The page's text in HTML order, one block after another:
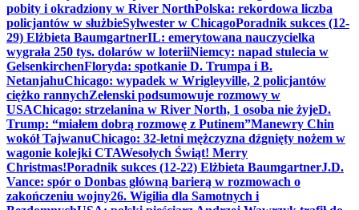
pobity i okradziony w River NorthPolska: rekordowa liczba
policjantów w służbieSylwester w ChicagoPoradnik sukces (12-
29) Elżbieta BaumgartnerIL: emerytowana nauczycielka
wygrała 250 tys. dolarów w loteriiNiemcy: napad stulecia w
GelsenkirchenFloryda: spotkanie D. Trumpa i B.
NetanjahuChicago: wypadek w Wrigleyville, 2 policjantów
ciężko rannychZełenski podsumowuje rozmowy w
USAChicago: strzelanina w River North, 1 osoba nie żyjeD.
Trump: “miałem dobrą rozmowę z Putinem”Manewry Chin
wokół TajwanuChicago: 32-letni mężczyzna dźgnięty nożem w
wagonie kolejki CTAWesołych Świąt! Merry
Christmas!Poradnik sukces (12-22) Elżbieta BaumgartnerJ.D.
Vance: spór o Donbas główną barierą w rozmowach o
zakończeniu wojny26. Wigilia dla Samotnych i